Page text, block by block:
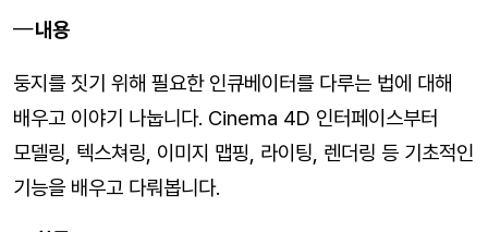
내용
둥지를 짓기 위해 필요한 인큐베이터를 다루는 법에 대해
배우고 이야기 나눕니다. Cinema 4D 인터페이스부터
모델링, 텍스쳐링, 이미지 맵핑, 라이팅, 렌더링 등 기초적인
기능을 배우고 다뤄봅니다.